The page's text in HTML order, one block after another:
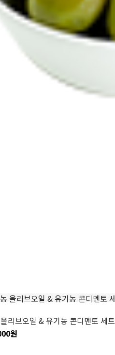
리브오일 & 유기농 콘디멘토 세트
원